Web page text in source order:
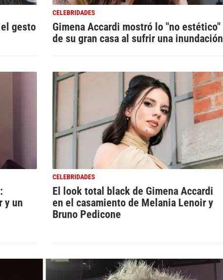
gesto
CELEBRIDADES
Gimena Accardi mostró lo "no estético"
de su gran casa al sufrir una inundación
y un
CELEBRIDADES
El look total black de Gimena Accardi
en el casamiento de Melania Lenoir y
Bruno Pedicone